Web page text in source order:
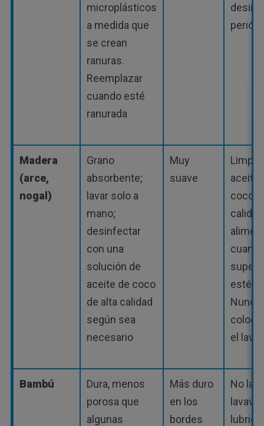
microplásticos
a medida que
se crean
ranuras.
Reemplazar
cuando esté
ranurada
Madera
(arce,
nogal)
Grano
absorbente;
lavar solo a
mano;
desinfectar
con una
solución de
aceite de coco
de alta calidad
según sea
necesario
Muy
suave
aceite
coco
calidad
esté
Nunca
el
Bambú
Dura, menos
porosa que
algunas
Más duro
en los
bordes
No